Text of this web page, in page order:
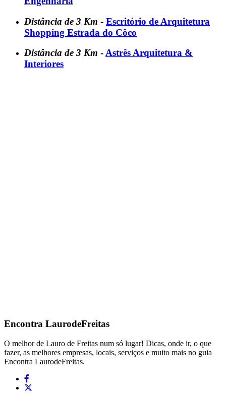
Distância de 3 Km - Escritório de Arquitetura
Shopping Estrada do Côco
Distância de 3 Km -Astrês Arquitetura &
Interiores
Encontra LaurodeFreitas
O melhor de Lauro de Freitas num só lugar! Dicas, onde ir, o que
fazer, as melhores empresas, locais, serviços e muito mais no guia
Encontra LaurodeFreitas.